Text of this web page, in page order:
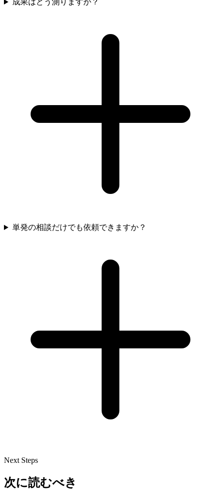
成果はどう測りますか？
単発の相談だけでも依頼できますか？
Next Steps
次に読むべき